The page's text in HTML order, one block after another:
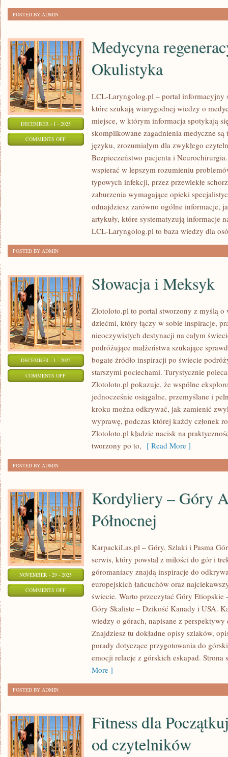
POSTED BY ADMIN
DECEMBER - 1 - 2025
COMMENTS OFFON
MEDYCYNA
REGENERACYJNA
Medycyna
Okulistyka
LCL-Laryngolog.pl – portal informacyjny
które szukają wiarygodnej wiedzy o
miejsce, w którym informacja spotykają
skomplikowane zagadnienia medyczne są
języku, zrozumiałym dla zwykłego
Bezpieczeństwo pacjenta i
wspierać w lepszym rozumieniu
typowych infekcji, przez przewlekłe
zaburzenia wymagające opieki
odnajdziesz zarówno ogólne informacje,
artykuły, które systematyzują informacje
LCL-Laryngolog.pl to baza wiedzy dla
POSTED BY ADMIN
DECEMBER - 1 - 2025
COMMENTS OFFON
Słowacja i Meksyk
Zlotoloto.pl to portal stworzony z myślą o
dziećmi, który łączy w sobie inspiracje,
nieoczywistych destynacji na całym
podróżujące małżeństwa szukające
bogate źródło inspiracji po świecie
starszymi pociechami. Turystycznie
Zlotoloto.pl pokazuje, że wspólne
jednocześnie osiągalne, przemyślane i
kroku można odkrywać, jak zamienić
wyprawę, podczas której każdy członek
Zlotoloto.pl kładzie nacisk na
tworzony po to, [ Read More ]
POSTED BY ADMIN
NOVEMBER - 29 - 2025
COMMENTS OFFON
Kordyliery – Góry
Północnej
KarpackiLas.pl – Góry, Szlaki i Pasma
serwis, który powstał z miłości do gór i
góromaniacy znajdą inspiracje do
europejskich łańcuchów oraz
świecie. Warto przeczytać Góry
Góry Skaliste – Dzikość Kanady i USA.
wiedzy o górach, napisane z
Znajdziesz tu dokładne opisy szlaków,
porady dotyczące przygotowania do
emocji relacje z górskich eskapad. Strona
More ]
POSTED BY ADMIN
Fitness dla
od czytelników